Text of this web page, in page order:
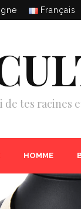
Français
tes racines
HOMME